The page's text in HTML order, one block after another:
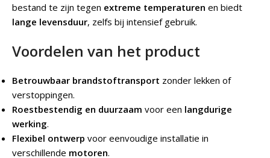
bestand te zijn tegen extreme temperaturen en biedt
lange levensduur, zelfs bij intensief gebruik.
Voordelen van het product
Betrouwbaar brandstoftransport zonder lekken of
verstoppingen.
Roestbestendig en duurzaam voor een langdurige
werking.
Flexibel ontwerp voor eenvoudige installatie in
verschillende motoren.